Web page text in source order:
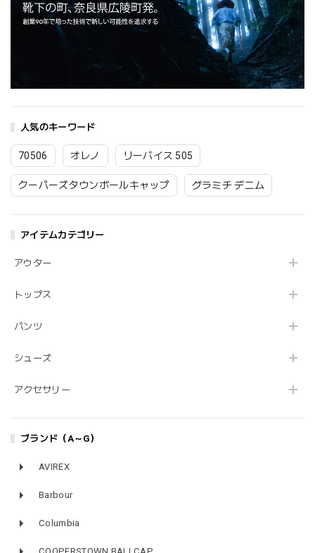
人気のキーワード
70506 オレノ リーバイス 505
クーパーズタウンボールキャップ グラミチ デニム
アイテムカテゴリー
アウター
トップス
パンツ
シューズ
アクセサリー
ブランド（A～G）
AVIREX
Barbour
Columbia